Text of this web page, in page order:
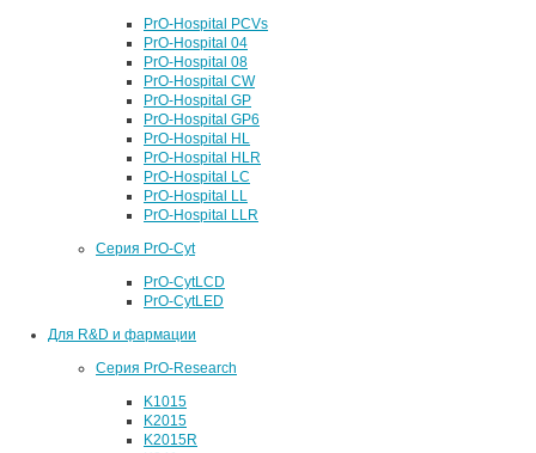
PrO-Hospital PCVs
PrO-Hospital 04
PrO-Hospital 08
PrO-Hospital CW
PrO-Hospital GP
PrO-Hospital GP6
PrO-Hospital HL
PrO-Hospital HLR
PrO-Hospital LC
PrO-Hospital LL
PrO-Hospital LLR
Серия PrO-Cyt
PrO-CytLCD
PrO-CytLED
Для R&D и фармации
Серия PrO-Research
K1015
K2015
K2015R